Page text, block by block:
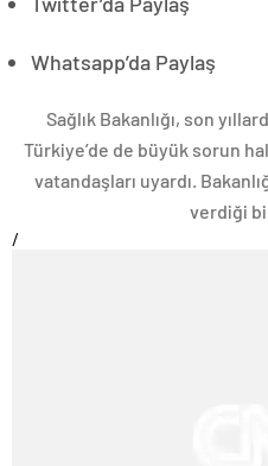
Whatsapp’da Paylaş
Sağlık Bakanlığı, son
Türkiye’de de büyük sorun
vatandaşları uyardı.
verdiği
/